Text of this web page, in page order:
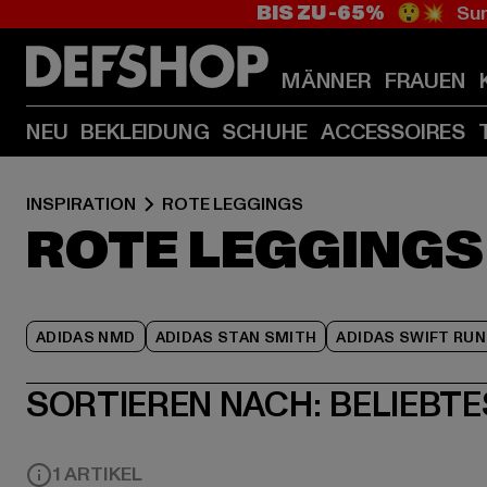
BIS ZU -65% 😲💥
MÄNNER FRAUEN
NEU BEKLEIDUNG SCHUHE ACCESSOIRES
INSPIRATION ROTE LEGGINGS
ROTE LEGGINGS
ADIDAS NMD ADIDAS STAN SMITH ADIDAS SWIFT RUN
SORTIEREN NACH:
1 ARTIKEL